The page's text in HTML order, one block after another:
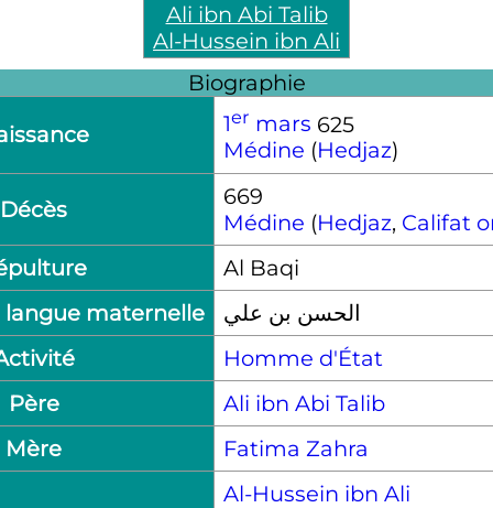
Ali ibn Abi Talib
Al-Hussein ibn Ali
Biographie
1er mars 625
Médine (Hedjaz)
Décès
669
Médine (Hedjaz, Califat
Al Baqi
langue maternelle
الحسن بن علي
Homme d'État
Père
Ali ibn Abi Talib
Mère
Fatima Zahra
Al-Hussein ibn Ali